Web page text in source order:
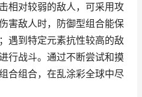
相对较弱的敌人，可采用攻
害敌人时，防御型组合能保
遇到特定元素抗性较高的敌
行战斗。通过不断尝试和摸
合组合，在乱涂彩全球中尽